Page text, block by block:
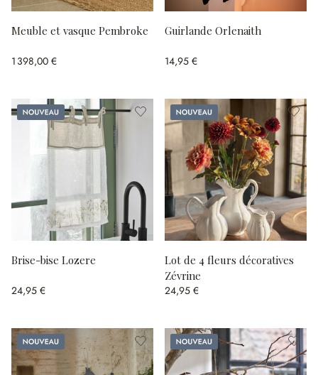
Meuble et vasque Pembroke
1 398,00 €
Guirlande Orlenaith
14,95 €
Nouveau
Brise-bise Lozere
24,95 €
Nouveau
Lot de 4 fleurs décoratives
Zévrine
24,95 €
Nouveau Nouveau